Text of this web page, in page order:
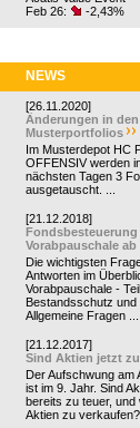
Feb 26:
-2,43%
NEWS
[26.11.2020]
Änderungen in den
Musterportfolios
Im Musterdepot HC
OFFENSIV werden
nächsten Tagen 3
ausgetauscht. ...
[21.12.2018]
Fondsbesteuerung
Vorabpauschale ab
Die wichtigsten
Antworten im
Vorabpauschale -
Bestandsschutz und
Allgemeine Fragen ...
[21.12.2017]
Sind Aktien jetzt
Der Aufschwung am
ist im 9. Jahr. Sind
bereits zu teuer, und
Aktien zu verkaufen?